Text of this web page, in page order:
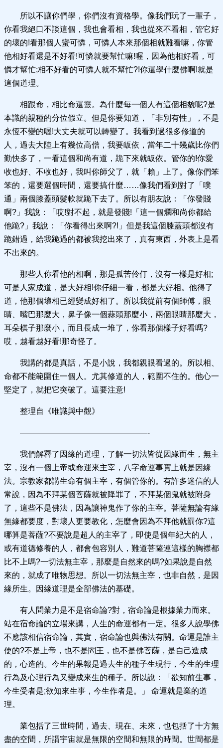
所以不讓你們學，你們沒有資格學。像我們玩了一輩子，
你看我絕口不談這個，我也會看相，我也從來不看相，管它好
的壞的!看那個人蠻可憐，可憐人本來那個相就難看嘛，你管
他相好看還是不好看!可憐就要幫忙嘛!喔，因為他相好看，可
憐才幫忙;相不好看的可憐人就不幫忙?!你還學什麼佛啊!就是
這個道理。
相跟命，相比命還靈。為什麼每一個人有這個相貌呢?是
本識的親種的分位假立。但是你要知道，「非別有性」，不是
永恆不變的喔!大丈夫就可以轉變了。我看到過很多修道的
人，過去大陸上有幾位高僧，我要皈依，當年二十幾歲比你們
勤快多了，一看這個和尚有道，跪下來就皈依。管你的!你愛
收也好、不收也好，我叫你師父了，就「賴」上了。像你們笨
笨的，還要選個時間，還要搞什麼……像我們看到對了「噗
通」兩個膝蓋頭髮軟就跪下去了。所以有朋友說：「你發賤
啊?」我說：「哎!對不起，就是發賤!「這一個爛和尚你都給
他跪?」我說：「你看得出來啊?!」但是我這個膝蓋頭都沒有
跪錯過，給我跪過的都被我挖出來了，真有東西，外表上是看
不出來的。
那些人你看他的相啊，那是孤苦伶仃，沒有一樣是好相;
可是人家成道，是大好相!你仔細一看，都是大好相。他得了
道，他那個壞相已經變成好相了。所以我從前有個師傅，眼
睛、嘴巴那麼大，鼻子像一個蒜頭那麼小，兩個眼睛那麼大，
耳朵棋子那麼小，而且長成一堆了，你看那個樣子好看嗎?
哎，越看越好看!那奇怪了。
我講的都是真話，不是小說，我都親眼看過的。所以相、
命都不能範圍住一個人。尤其修道的人，範圍不住的。他心一
堅定了，就把它突破了。這要注意!
整理自《唯識與中觀》
————————————————-
我們解釋了因緣的道理，了解一切法皆從因緣而生，無主
宰，沒有一個上帝或命運來主宰，八字命運事實上就是因緣
法。宗教家都講生命有個主宰，有個管你的。有許多迷信的人
常說，因為不拜某個菩薩就被降罪了，不拜某個鬼就被附身
了，這些不是佛法，因為讓神鬼作了你的主宰。菩薩無論有緣
無緣都要度，對壞人更要教化，怎麼會因為不拜他就罰你?這
哪算是菩薩?不要說是超人的主宰了，即使是個年紀大的人，
或有道德修養的人，都會包容別人，難道菩薩連這樣的胸襟都
比不上嗎?一切法無主宰，那麼是自然來的嗎?如果說是自然
來的，就成了唯物思想。所以一切法無主宰，也非自然，是因
緣所生。因緣道理是全部佛法的基礎。
有人問業力是不是宿命論?對，宿命論是根據業力而來。
站在宿命論的立場來講，人生的命運都有一定。很多人說學佛
不應該相信宿命論，其實，宿命論也與佛法有關。命運是誰主
使的?不是上帝，也不是閻王，也不是佛菩薩，是自己造成
的，心造的。今生的果報是過去生的種子生現行，今生的生理
行為及心理行為又變成來生的種子。所以說：「欲知前生事，
今生受者是;欲知來生事，今生作者是。」 命運就是業的道
理。
業包括了三世時間，過去、現在、未來，也包括了十方無
盡的空間，所謂宇宙就是無限的空間和無限的時間。世間都是